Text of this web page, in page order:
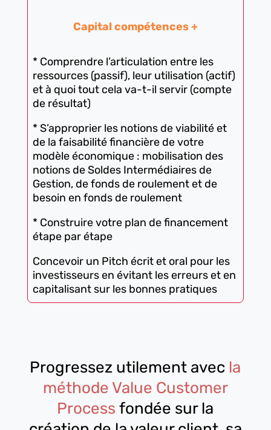
Capital compétences +
* Comprendre l’articulation entre les
ressources (passif), leur utilisation (actif)
et à quoi tout cela va-t-il servir (compte
de résultat)
* S’approprier les notions de viabilité et
de la faisabilité financière de votre
modèle économique : mobilisation des
notions de Soldes Intermédiaires de
Gestion, de fonds de roulement et de
besoin en fonds de roulement
* Construire votre plan de financement
étape par étape
Concevoir un Pitch écrit et oral pour les
investisseurs en évitant les erreurs et en
capitalisant sur les bonnes pratiques
Progressez utilement avec la
méthode Value Customer
Process fondée sur la